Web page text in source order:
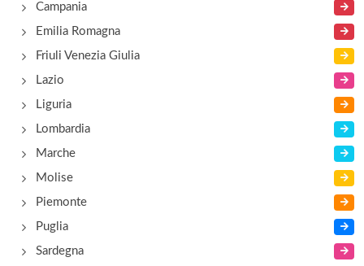
via del Ponte 15, Trento
Campania
Emilia Romagna
Friuli Venezia Giulia
Lazio
Liguria
Lombardia
Marche
Molise
Piemonte
Puglia
Sardegna